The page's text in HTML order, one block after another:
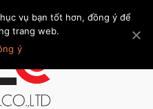
Liên hệ Thành viên
vụ bạn tốt hơn, đồng ý để
trang web.
ý